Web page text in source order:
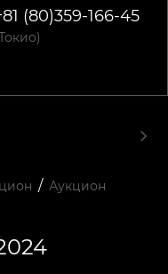
(80)359-166-45
/ Аукцион